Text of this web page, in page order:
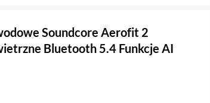
Soundcore Aerofit 2
Bluetooth 5.4 Funkcje AI